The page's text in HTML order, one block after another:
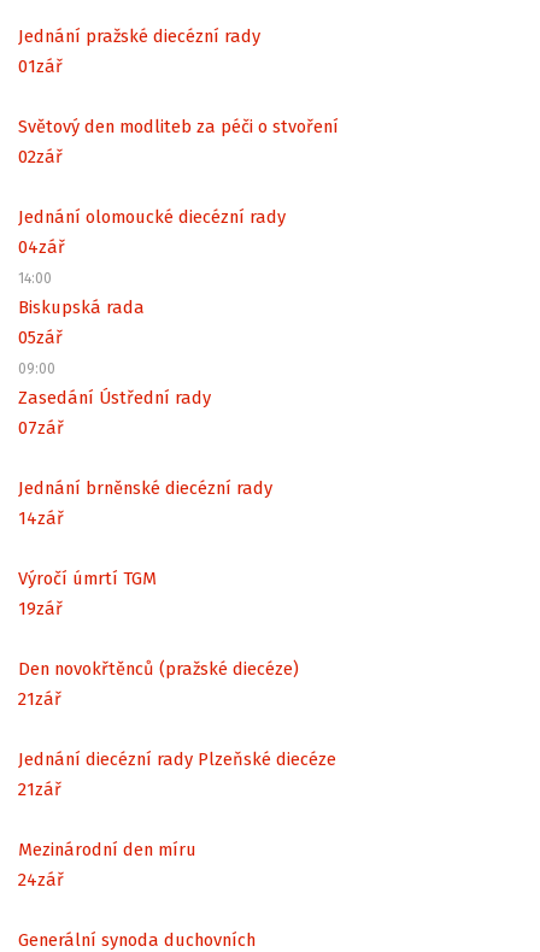
Jednání pražské diecézní rady
01zář
Světový den modliteb za péči o stvoření
02zář
Jednání olomoucké diecézní rady
04zář
14:00
Biskupská rada
05zář
09:00
Zasedání Ústřední rady
07zář
Jednání brněnské diecézní rady
14zář
Výročí úmrtí TGM
19zář
Den novokřtěnců (pražské diecéze)
21zář
Jednání diecézní rady Plzeňské diecéze
21zář
Mezinárodní den míru
24zář
Generální synoda duchovních